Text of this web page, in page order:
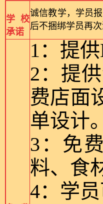
学校
承诺
诚信教学，学员
后不捆绑学员再
1：提
2：提
费店面
单设计。
3：免
料、食
4：学